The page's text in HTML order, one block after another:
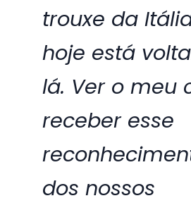
trouxe da
hoje está
lá. Ver o meu
receber esse
dos nossos